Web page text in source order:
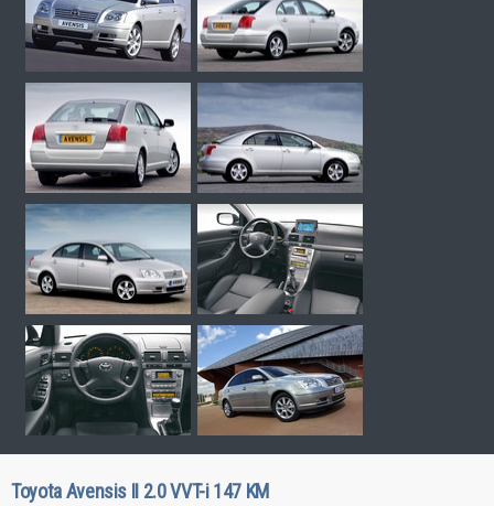
Toyota Avensis II 2.0 VVT-i 147 KM